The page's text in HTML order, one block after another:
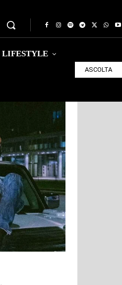
LIFESTYLE
ASCOLTA